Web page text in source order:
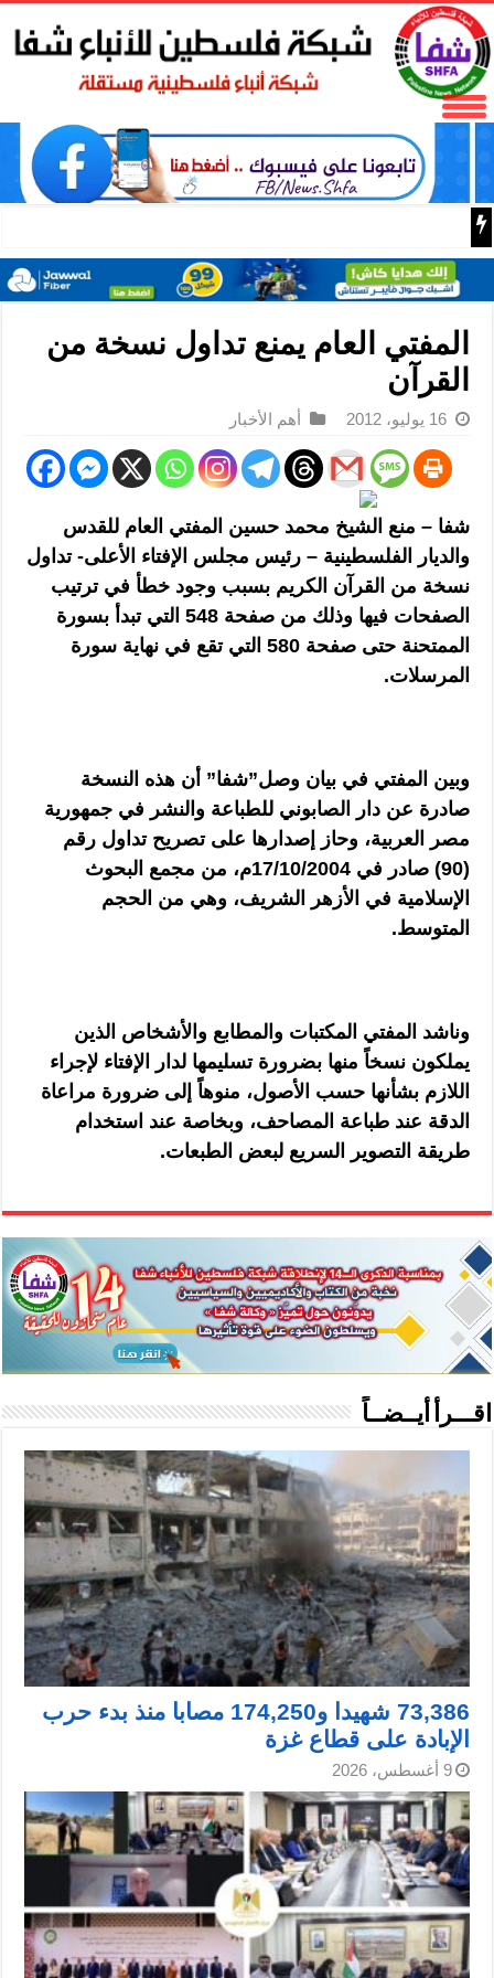
73,386 شهيدا و174,250 مصابا منذ بدء حرب الإبادة على قطاع غزة
المفتي العام يمنع تداول نسخة من
القرآن
16 يوليو، 2012 أهم الأخبار
شفا – منع الشيخ محمد حسين المفتي العام للقدس
والديار الفلسطينية – رئيس مجلس الإفتاء الأعلى- تداول
نسخة من القرآن الكريم بسبب وجود خطأ في ترتيب
الصفحات فيها وذلك من صفحة 548 التي تبدأ بسورة
الممتحنة حتى صفحة 580 التي تقع في نهاية سورة
المرسلات.
وبين المفتي في بيان وصل”شفا” أن هذه النسخة
صادرة عن دار الصابوني للطباعة والنشر في جمهورية
مصر العربية، وحاز إصدارها على تصريح تداول رقم
(90) صادر في 17/10/2004م، من مجمع البحوث
الإسلامية في الأزهر الشريف، وهي من الحجم
المتوسط.
وناشد المفتي المكتبات والمطابع والأشخاص الذين
يملكون نسخاً منها بضرورة تسليمها لدار الإفتاء لإجراء
اللازم بشأنها حسب الأصول، منوهاً إلى ضرورة مراعاة
الدقة عند طباعة المصاحف، وبخاصة عند استخدام
طريقة التصوير السريع لبعض الطبعات.
اقـــرأ أيــضــاً
73,386 شهيدا و174,250 مصابا منذ بدء حرب
الإبادة على قطاع غزة
9 أغسطس، 2026